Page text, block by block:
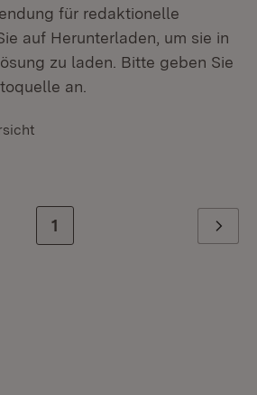
für redaktionelle
auf Herunterladen, um sie in
zu laden. Bitte geben Sie
an.
Zur letzten Seite
1 Weiter